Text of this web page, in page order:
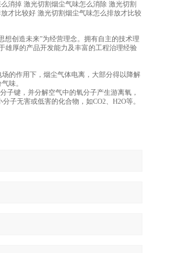
消掉 激光切割烟尘气味怎么消除 激光切割
才比较好 激光切割烟尘气味怎么排放才比较
创造未来”为经营理念。拥有自主的技术理
雄厚的产品开发能力及丰富的工程治理经验
的作用下，烟尘气体电离，大部分得以降解
味。
键，并分解空气中的氧分子产生游离氧，
子无害或低害的化合物，如CO2、H2O等。